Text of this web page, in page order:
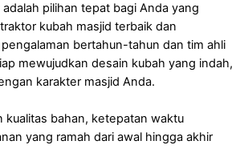
pilihan tepat bagi Anda yang
kubah masjid terbaik dan
bertahun-tahun dan tim ahli
mewujudkan desain kubah yang indah,
karakter masjid Anda.
kualitas bahan, ketepatan waktu
yang ramah dari awal hingga akhir